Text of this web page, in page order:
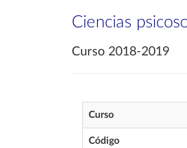
Ciencias
Curso 2018-2019
Curso
Código